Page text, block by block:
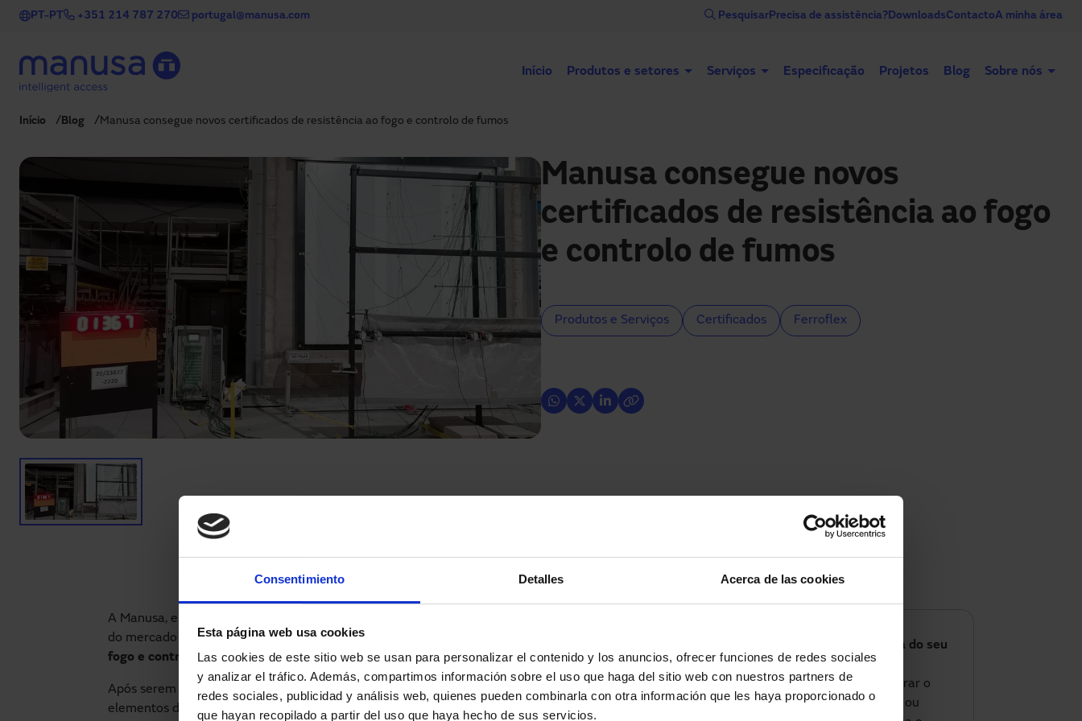
Consentimiento Detalles Acerca de las cookies
Esta página web usa cookies
Las cookies de este sitio web se usan para personalizar el contenido y los anuncios, ofrecer funciones de redes sociales
y analizar el tráfico. Además, compartimos información sobre el uso que haga del sitio web con nuestros partners de
redes sociales, publicidad y análisis web, quienes pueden combinarla con otra información que les haya proporcionado o
que hayan recopilado a partir del uso que haya hecho de sus servicios.
Passar para o conteúdo principal
PT-PT +351 214 787 270 portugal@manusa.com PesquisarPrecisa de assistência?DownloadsContactoA minha área
Início Produtos e setores Serviços Especificação Projetos Blog Sobre nós
Início Blog Manusa consegue novos certificados de resistência ao fogo e controlo de fumos
Manusa consegue novos
certificados de resistência ao fogo
e controlo de fumos
Produtos e Serviços Certificados Ferroflex
A Manusa, empresa líder no fabrico de portas industriais, na sua adaptação contínua à evolução
do mercado e às necessidades dos seus clientes conseguiu
fogo e controlo de fumosnas suas portas corta-fogo EI 60, EI90 e EI120.
Após serem submetidas a diferentes ensaios de resistência ao fogo e de controlo de fumo,
elementos de fecho de vãos e janelas praticáveis, as
portas Manusa
conseguiram superar com
Pronto para otimizar o clima do seu
negócio?
Se este verão quer melhorar o
conforto do seu espaço ou